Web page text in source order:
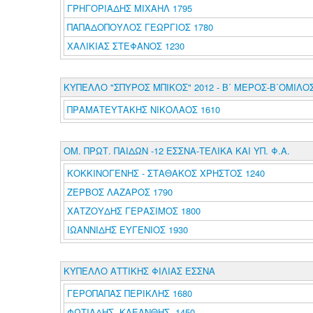
ΓΡΗΓΟΡΙΑΔΗΣ ΜΙΧΑΗΛ 1795
ΠΑΠΑΔΟΠΟΥΛΟΣ ΓΕΩΡΓΙΟΣ 1780
ΧΑΛΙΚΙΑΣ ΣΤΕΦΑΝΟΣ 1230
ΚΥΠΕΛΛΟ "ΣΠΥΡΟΣ ΜΠΙΚΟΣ" 2012 - Β΄ ΜΕΡΟΣ-
ΠΡΑΜΑΤΕΥΤΑΚΗΣ ΝΙΚΟΛΑΟΣ 1610
ΟΜ. ΠΡΩΤ. ΠΑΙΔΩΝ -12 ΕΣΣΝΑ-ΤΕΛΙΚΑ ΚΑΙ ΥΠ. Φ.Α.
ΚΟΚΚΙΝΟΓΕΝΗΣ - ΣΤΑΘΑΚΟΣ ΧΡΗΣΤΟΣ 1240
ΖΕΡΒΟΣ ΛΑΖΑΡΟΣ 1790
ΧΑΤΖΟΥΔΗΣ ΓΕΡΑΣΙΜΟΣ 1800
ΙΩΑΝΝΙΔΗΣ ΕΥΓΕΝΙΟΣ 1930
ΚΥΠΕΛΛΟ ΑΤΤΙΚΗΣ ΦΙΛΙΑΣ ΕΣΣΝΑ
ΓΕΡΟΠΑΠΑΣ ΠΕΡΙΚΛΗΣ 1680